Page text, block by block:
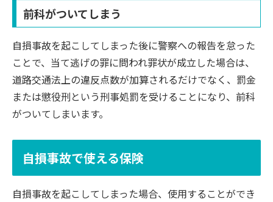
前科がついてしまう
自損事故を起こしてしまった後に警察への報告を怠った
ことで、当て逃げの罪に問われ罪状が成立した場合は、
道路交通法上の違反点数が加算されるだけでなく、罰金
または懲役刑という刑事処罰を受けることになり、前科
がついてしまいます。
自損事故で使える保険
自損事故を起こしてしまった場合、使用することができ